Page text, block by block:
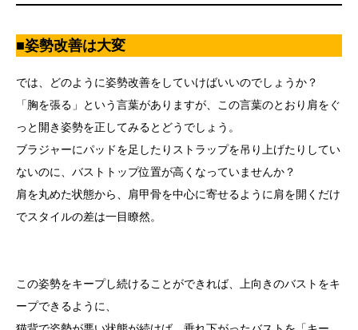
■姿勢改善は大変
では、どのように姿勢改善をしていけばいいのでしょうか？
「胸を張る」という言葉がありますが、この言葉のとおり肩をぐ
っと開き姿勢を正してみるとどうでしょう。
ブラジャーにパッドを足したりストラップを吊り上げたりしてい
ないのに、バストトップ位置が高くなっていませんか？
肩を丸めた状態から、肩甲骨を中心に寄せるように肩を開くだけ
でスタイルの差は一目瞭然。
この姿勢をキープし続けることができれば、上向きのバストをキ
ープできるように、